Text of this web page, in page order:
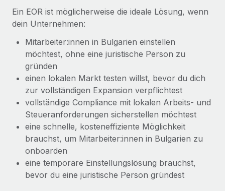
Benefits
Mühelose Verwaltung von Benefits
Mehr erfahren
BLOG
Gusto und Zero und Contractor Management
Plus
Auch im neuen Jahr wollen wir bei Remote Unternehmen
aller Größen dabei unterstützen, die beste...
Mehr erfahren
Wie Phiture 55 Mitarbeiter:innen in 19 Ländern
mit Remote verwaltet
Phiture ist der unumstrittene Marktführer im Bereich der
Wachstumsberatung für mobile Apps. Das...
Ein EOR ist möglicherweise die ideale Lösung, wenn
dein Unternehmen:
Mitarbeiter:innen in Bulgarien einstellen
möchtest, ohne eine juristische Person zu
gründen
einen lokalen Markt testen willst, bevor du dich
zur vollständigen Expansion verpflichtest
vollständige Compliance mit lokalen Arbeits- und
Steueranforderungen sicherstellen möchtest
eine schnelle, kosteneffiziente Möglichkeit
brauchst, um Mitarbeiter:innen in Bulgarien zu
onboarden
eine temporäre Einstellungslösung brauchst,
bevor du eine juristische Person gründest